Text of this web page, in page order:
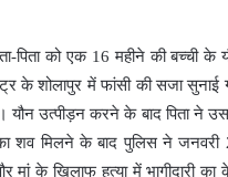
पिता को एक 16 महीने की बच्ची के
के शोलापुर में फांसी की सजा
यौन उत्पीड़न करने के बाद पिता ने
शव मिलने के बाद पुलिस ने जनवरी
मां के खिलाफ हत्या में भागीदारी